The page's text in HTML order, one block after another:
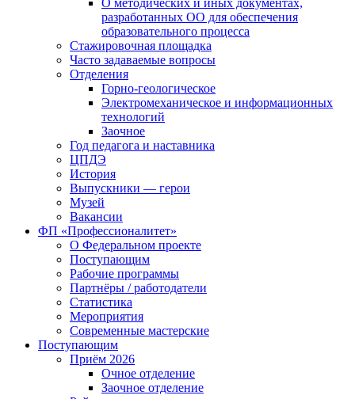
О методических и иных документах,
разработанных ОО для обеспечения
образовательного процесса
Стажировочная площадка
Часто задаваемые вопросы
Отделения
Горно-геологическое
Электромеханическое и информационных
технологий
Заочное
Год педагога и наставника
ЦПДЭ
История
Выпускники — герои
Музей
Вакансии
ФП «Профессионалитет»
О Федеральном проекте
Поступающим
Рабочие программы
Партнёры / работодатели
Статистика
Мероприятия
Современные мастерские
Поступающим
Приём 2026
Очное отделение
Заочное отделение